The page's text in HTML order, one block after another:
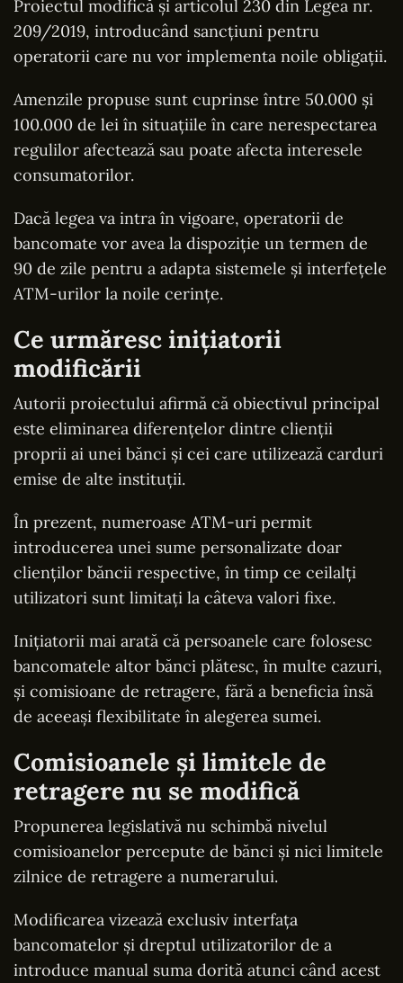
Proiectul modifică și articolul 230 din Legea nr.
209/2019, introducând sancțiuni pentru
operatorii care nu vor implementa noile obligații.
Amenzile propuse sunt cuprinse între 50.000 și
100.000 de lei în situațiile în care nerespectarea
regulilor afectează sau poate afecta interesele
consumatorilor.
Dacă legea va intra în vigoare, operatorii de
bancomate vor avea la dispoziție un termen de
90 de zile pentru a adapta sistemele și interfețele
ATM-urilor la noile cerințe.
Ce urmăresc inițiatorii
modificării
Autorii proiectului afirmă că obiectivul principal
este eliminarea diferențelor dintre clienții
proprii ai unei bănci și cei care utilizează carduri
emise de alte instituții.
În prezent, numeroase ATM-uri permit
introducerea unei sume personalizate doar
clienților băncii respective, în timp ce ceilalți
utilizatori sunt limitați la câteva valori fixe.
Inițiatorii mai arată că persoanele care folosesc
bancomatele altor bănci plătesc, în multe cazuri,
și comisioane de retragere, fără a beneficia însă
de aceeași flexibilitate în alegerea sumei.
Comisioanele și limitele de
retragere nu se modifică
Propunerea legislativă nu schimbă nivelul
comisioanelor percepute de bănci și nici limitele
zilnice de retragere a numerarului.
Modificarea vizează exclusiv interfața
bancomatelor și dreptul utilizatorilor de a
introduce manual suma dorită atunci când acest